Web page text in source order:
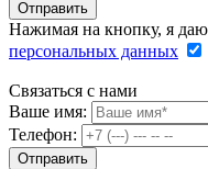
Нажимая на кнопку, я даю
персональных данных
Связаться с нами
Ваше имя:
Телефон: